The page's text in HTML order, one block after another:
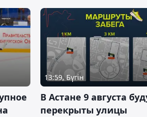
13:59, Бүгін
В Астане 9 августа
перекрыты улицы